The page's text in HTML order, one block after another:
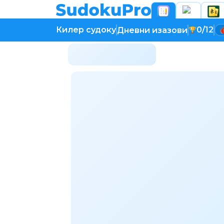
Килер судокуДневни изазови 0/12